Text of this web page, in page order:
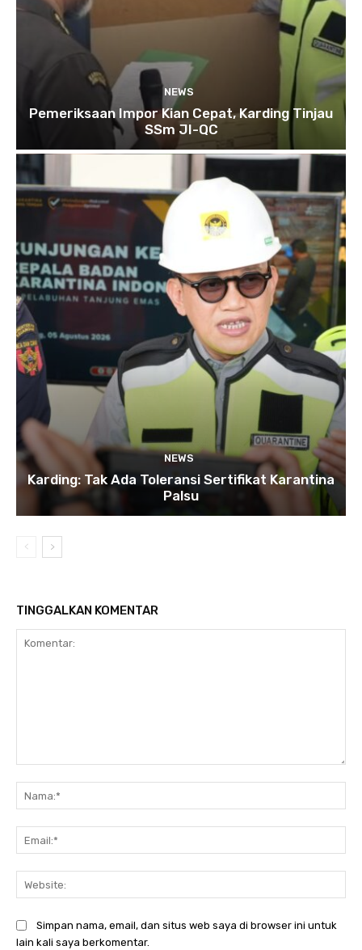
NEWS
Pemeriksaan Impor Kian Cepat, Karding Tinjau
SSm JI-QC
NEWS
Karding: Tak Ada Toleransi Sertifikat Karantina
Palsu
TINGGALKAN KOMENTAR
Simpan nama, email, dan situs web saya di browser ini untuk
lain kali saya berkomentar.